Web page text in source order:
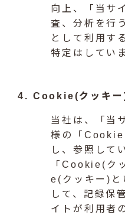
向上、「当サ
査、分析を行
として利用す
特定はしてい
4. Cookie(クッキー
当社は、「当
様の「
し、参照して
「Cookie(ク
e(クッキー)と
して、記録保
イトが利用者